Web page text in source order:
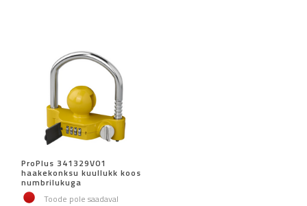
ProPlus 341329V01
haakekonksu kuullukk koos
numbrilukuga
Toode pole saadaval